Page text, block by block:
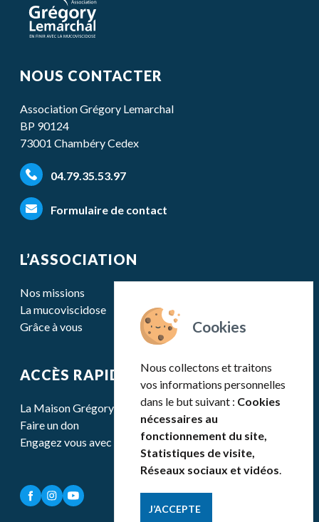
Nous collectons et traitons
vos informations personnelles
dans le but suivant : Cookies
nécessaires au
fonctionnement du site,
Statistiques de visite,
Réseaux sociaux et vidéos.
J’ACCEPTE
NOUS CONTACTER
Association Grégory Lemarchal
BP 90124
73001 Chambéry Cedex
04.79.35.53.97
Formulaire de contact
L’ASSOCIATION
Nos missions
La mucoviscidose
Grâce à vous
ACCÈS RAPIDE
La Maison Grégory Lemarchal
Faire un don
Engagez vous avec nous